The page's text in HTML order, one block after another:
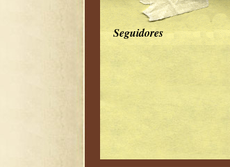
Seguidores